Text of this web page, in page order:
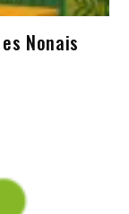
Nonais